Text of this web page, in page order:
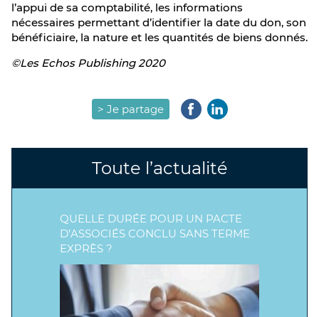
l’appui de sa comptabilité, les informations
nécessaires permettant d’identifier la date du don, son
bénéficiaire, la nature et les quantités de biens donnés.
©Les Echos Publishing 2020
> Je partage
Toute l’actualité
QUELLE DURÉE POUR UN PACTE
D’ASSOCIÉS CONCLU SANS TERME
EXPRÈS ?